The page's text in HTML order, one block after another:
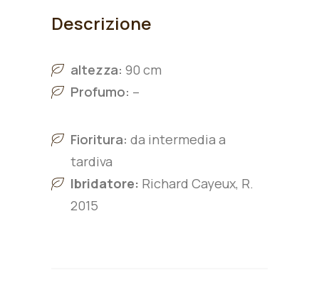
Descrizione
altezza: 90 cm
Profumo: –
Fioritura: da intermedia a
tardiva
Ibridatore: Richard Cayeux, R.
2015